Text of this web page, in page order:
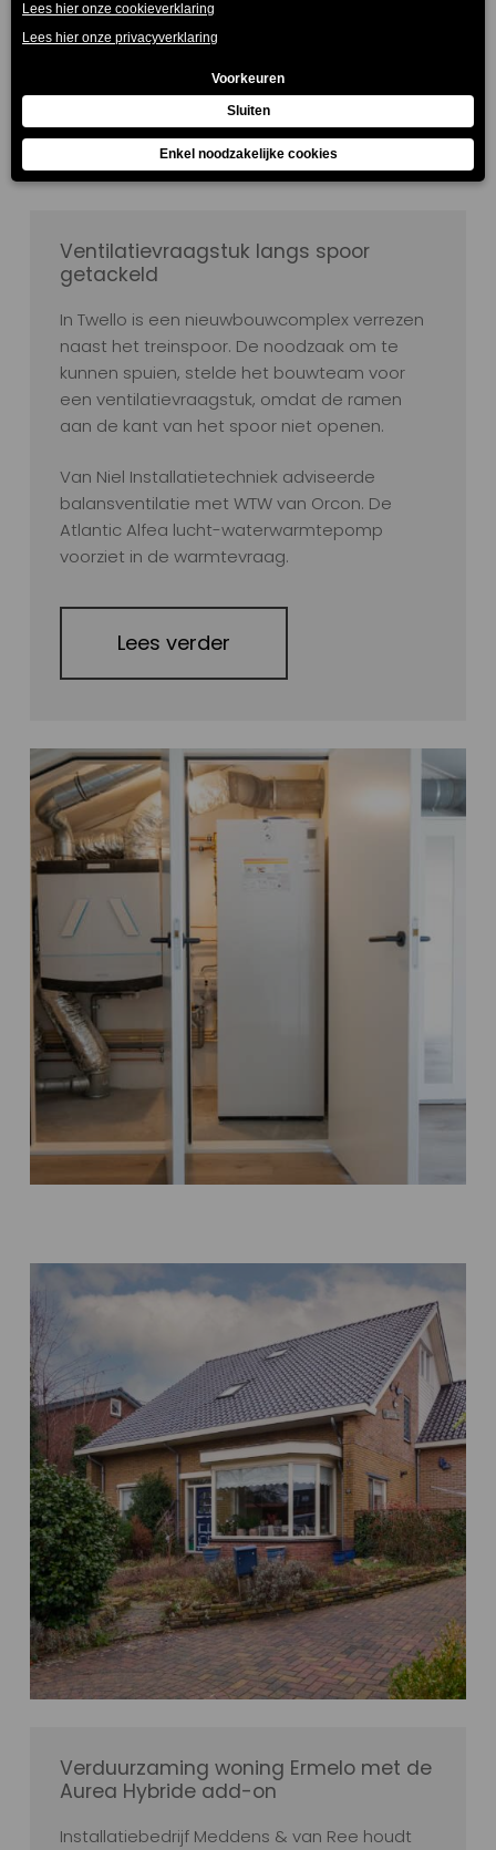
Lees verder
Ventilatievraagstuk langs spoor
getackeld
In Twello is een nieuwbouwcomplex verrezen
naast het treinspoor. De noodzaak om te
kunnen spuien, stelde het bouwteam voor
een ventilatievraagstuk, omdat de ramen
aan de kant van het spoor niet openen.
Van Niel Installatietechniek adviseerde
balansventilatie met WTW van Orcon. De
Atlantic Alfea lucht-waterwarmtepomp
voorziet in de warmtevraag.
Lees verder
Verduurzaming woning Ermelo met de
Aurea Hybride add-on
Installatiebedrijf Meddens & van Ree houdt